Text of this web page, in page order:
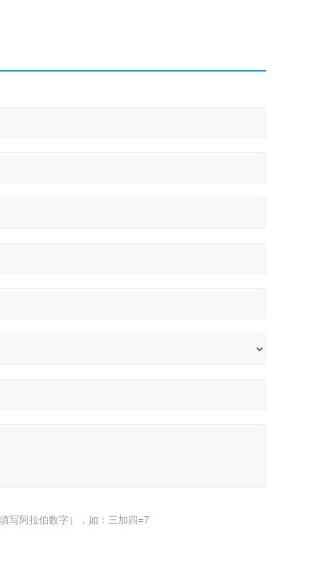
写阿拉伯数字），如：三加四=7